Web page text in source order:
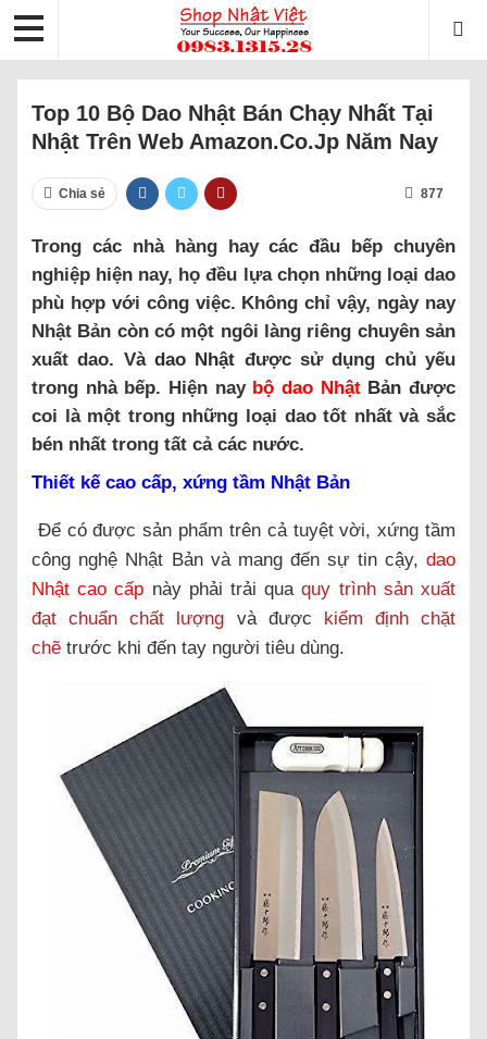
Top 10 Bộ Dao Nhật Bán Chạy Nhất Tại
Nhật Trên Web Amazon.co.jp Năm Nay
Chia sẻ 877
Trong các nhà hàng hay các đầu bếp chuyên
nghiệp hiện nay, họ đều lựa chọn những loại dao
phù hợp với công việc. Không chỉ vậy, ngày nay
Nhật Bản còn có một ngôi làng riêng chuyên sản
xuất dao. Và dao Nhật được sử dụng chủ yếu
trong nhà bếp. Hiện nay bộ dao Nhật Bản được
coi là một trong những loại dao tốt nhất và sắc
bén nhất trong tất cả các nước.
Thiết kế cao cấp, xứng tầm Nhật Bản
Để có được sản phẩm trên cả tuyệt vời, xứng tầm
công nghệ Nhật Bản và mang đến sự tin cậy, dao
Nhật cao cấp này phải trải quaquy trình sản xuất
đạt chuẩn chất lượng và được kiểm định chặt
chẽ trước khi đến tay người tiêu dùng.